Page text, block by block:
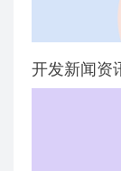
开发新闻资